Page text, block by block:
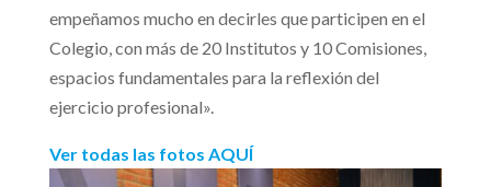
empeñamos mucho en decirles que participen en el
Colegio, con más de 20 Institutos y 10 Comisiones,
espacios fundamentales para la reflexión del
ejercicio profesional».
Ver todas las fotos AQUÍ